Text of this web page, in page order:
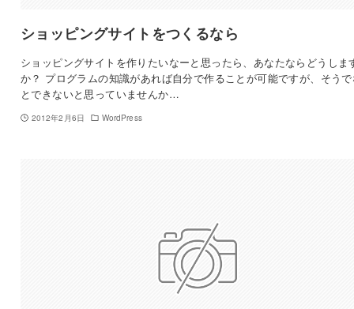
ショッピングサイトをつくるなら
ショッピングサイトを作りたいなーと思ったら、あなたならどうしま
か？ プログラムの知識があれば自分で作ることが可能ですが、そう
とできないと思っていませんか…
2012年2月6日 WordPress